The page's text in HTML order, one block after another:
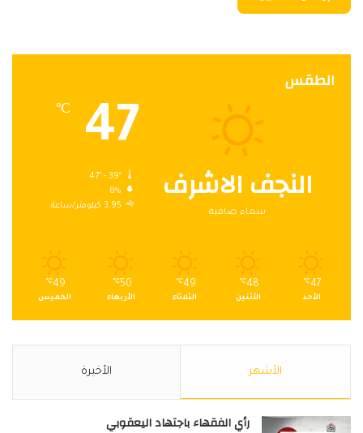
الطقس
النجف الاشرف
سماء صافية
47
℃
47º - 39º
8%
3.95 كيلومتر/ساعة
47
℃
الأحد
48
℃
الأثنين
49
℃
الثلاثاء
50
℃
الأربعاء
49
℃
الخميس
الأشهر الأخيرة
رأي الفقهاء باجتهاد اليعقوبي